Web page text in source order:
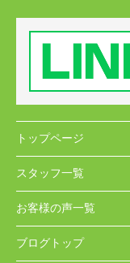
トップページ
スタッフ一覧
お客様の声一覧
ブログトップ